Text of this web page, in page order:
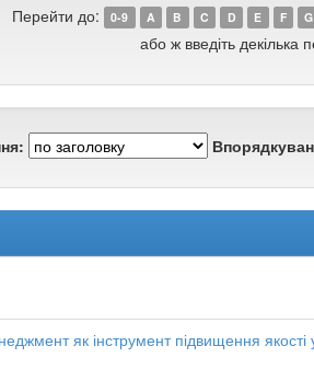
Перейти до: 0-9 A B C D E F G
або ж введіть декілька
як інструмент підвищення якості